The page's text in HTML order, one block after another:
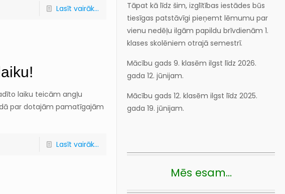
Lasīt vairāk...
laiku teicām angļu
par dotajām pamatīgajām
Lasīt vairāk...
Tāpat kā līdz šim, izglītības iestādes būs
tiesīgas patstāvīgi pieņemt lēmumu par
vienu nedēļu ilgām papildu brīvdienām 1.
klases skolēniem otrajā semestrī.
Mācību gads 9. klasēm ilgst līdz 2026.
gada 12. jūnijam.
Mācību gads 12. klasēm ilgst līdz 2025.
gada 19. jūnijam.
Mēs esam…